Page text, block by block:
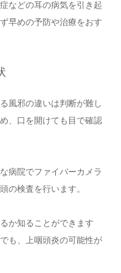
などの耳の病気を引き起
早めの予防や治療をおす
風邪の違いは判断が難し
、口を開けても目で確認
病院でファイバーカメラ
の検査を行います。
か知ることができます
も、上咽頭炎の可能性が